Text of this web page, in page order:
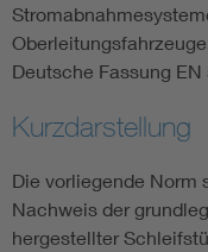
Circular Economy für
Cybersecurity in der
DIN VDE 0100 für
Deutsche Fassung
Kurzdarstellung
Die vorliegende Norm
Nachweis der
hergestellter